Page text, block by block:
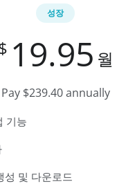
성장
19.95 월
Pay $239.40 annually
기능
성 및 다운로드